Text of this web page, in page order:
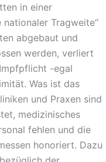
in einer
nationaler Tragweite“
abgebaut und
werden, verliert
-egal
Was ist das
und Praxen sind
medizinisches
fehlen und die
honoriert. Dazu